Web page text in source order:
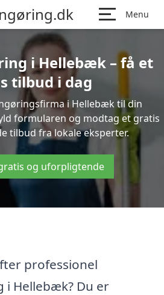
Menu
i Hellebæk – få et
tilbud i dag
i Hellebæk til din
formularen og modtag et gratis
tilbud fra lokale eksperter.
og uforpligtende
professionel
Hellebæk? Du er